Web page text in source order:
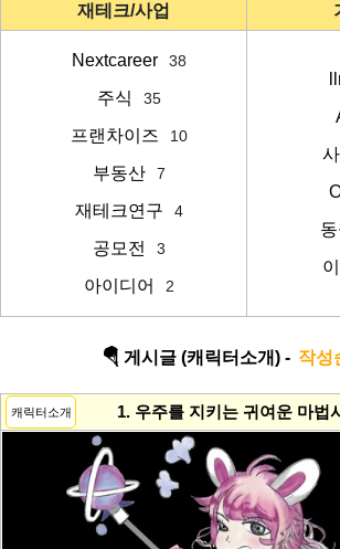
재테크/사업
Nextcareer 38
주식 35
프랜차이즈 10
부동산 7
재테크연구 4
공모전 3
아이디어 2
🪂 게시글 (캐릭터소개) - 작성
캐릭터소개 1. 우주를 지키는 귀여운 마법